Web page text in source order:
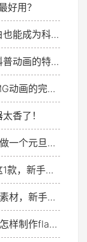
好用？
为科普达人
的特点和优势
的完整流程
香了！
年快闪视频
能轻松做动画
也能快速上手
作flash动画